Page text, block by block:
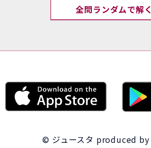
全問ランダムで解く
© ジュースタ produced by